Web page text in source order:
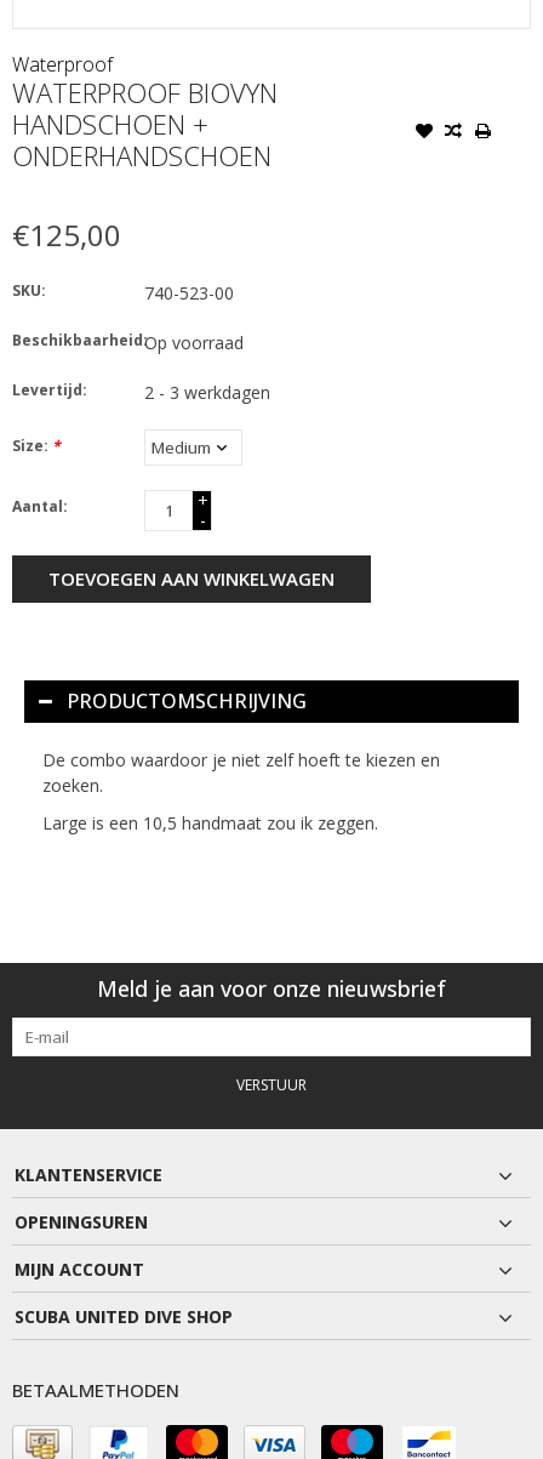
Waterproof
WATERPROOF BIOVYN
HANDSCHOEN +
ONDERHANDSCHOEN
€125,00
SKU: 740-523-00
Beschikbaarheid:Op voorraad
Levertijd: 2 - 3 werkdagen
Size: *
Aantal:
+
-
TOEVOEGEN AAN WINKELWAGEN
PRODUCTOMSCHRIJVING
De combo waardoor je niet zelf hoeft te kiezen en
zoeken.
Large is een 10,5 handmaat zou ik zeggen.
Meld je aan voor onze nieuwsbrief
VERSTUUR
KLANTENSERVICE
OPENINGSUREN
MIJN ACCOUNT
SCUBA UNITED DIVE SHOP
BETAALMETHODEN